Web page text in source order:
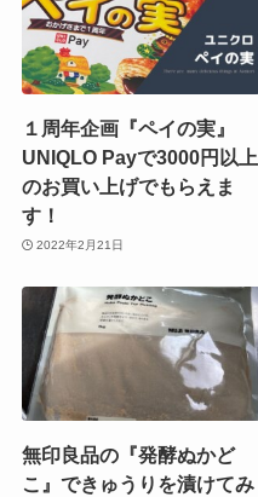
１周年企画『ペイの実』
UNIQLO Payで3000円以上
のお買い上げでもらえま
す！
2022年2月21日
無印良品の『発酵ぬかど
こ』できゅうりを漬けてみ